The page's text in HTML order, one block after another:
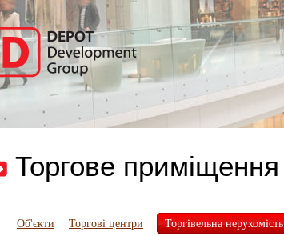
Торгове приміщення
Об'єкти Торгові центри Торгівельна нерухомість